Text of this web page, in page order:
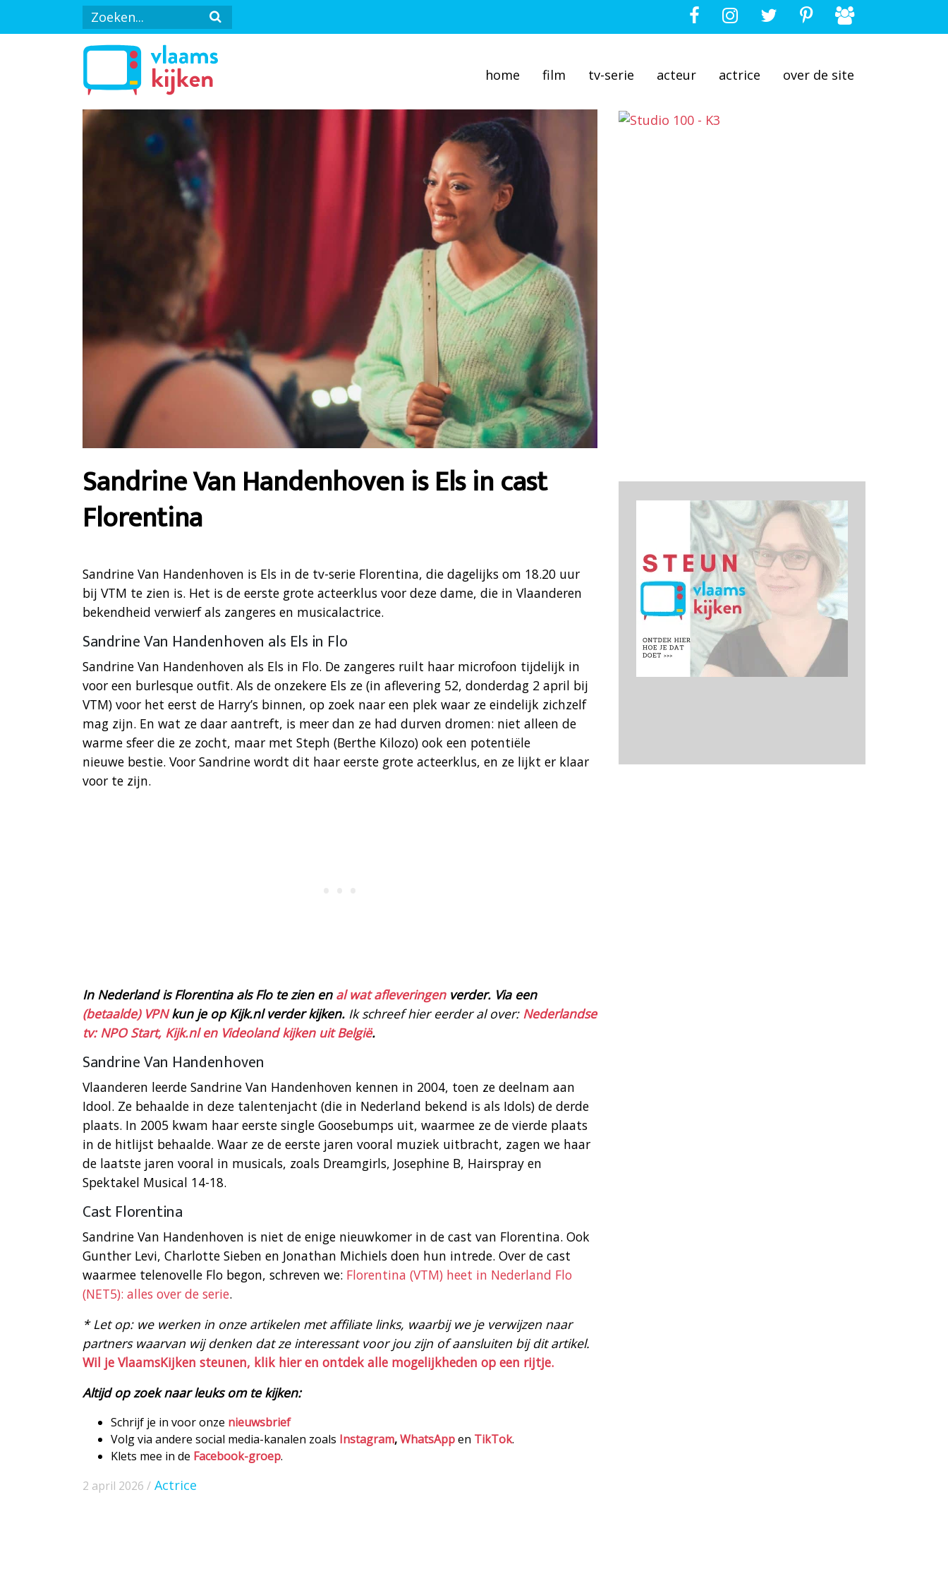
home film tv-serie acteur actrice over de site
Sandrine Van Handenhoven is Els in cast
Florentina
Sandrine Van Handenhoven is Els in de tv-serie Florentina, die dagelijks om 18.20 uur
bij VTM te zien is. Het is de eerste grote acteerklus voor deze dame, die in Vlaanderen
bekendheid verwierf als zangeres en musicalactrice.
Sandrine Van Handenhoven als Els in Flo
Sandrine Van Handenhoven als Els in Flo. De zangeres ruilt haar microfoon tijdelijk in
voor een burlesque outfit. Als de onzekere Els ze (in aflevering 52, donderdag 2 april bij
VTM) voor het eerst de Harry’s binnen, op zoek naar een plek waar ze eindelijk zichzelf
mag zijn. En wat ze daar aantreft, is meer dan ze had durven dromen: niet alleen de
warme sfeer die ze zocht, maar met Steph (Berthe Kilozo) ook een potentiële
nieuwe bestie. Voor Sandrine wordt dit haar eerste grote acteerklus, en ze lijkt er klaar
voor te zijn.
In Nederland is Florentina als Flo te zien en al wat afleveringenverder. Via een
(betaalde) VPNkun je op Kijk.nl verder kijken. Ik schreef hier eerder al over: Nederlandse
tv: NPO Start, Kijk.nl en Videoland kijken uit België.
Sandrine Van Handenhoven
Vlaanderen leerde Sandrine Van Handenhoven kennen in 2004, toen ze deelnam aan
Idool. Ze behaalde in deze talentenjacht (die in Nederland bekend is als Idols) de derde
plaats. In 2005 kwam haar eerste single Goosebumps uit, waarmee ze de vierde plaats
in de hitlijst behaalde. Waar ze de eerste jaren vooral muziek uitbracht, zagen we haar
de laatste jaren vooral in musicals, zoals Dreamgirls, Josephine B, Hairspray en
Spektakel Musical 14-18.
Cast Florentina
Sandrine Van Handenhoven is niet de enige nieuwkomer in de cast van Florentina. Ook
Gunther Levi, Charlotte Sieben en Jonathan Michiels doen hun intrede. Over de cast
waarmee telenovelle Flo begon, schreven we: Florentina (VTM) heet in Nederland Flo
(NET5): alles over de serie.
* Let op: we werken in onze artikelen met affiliate links, waarbij we je verwijzen naar
partners waarvan wij denken dat ze interessant voor jou zijn of aansluiten bij dit artikel.
Wil je VlaamsKijken steunen, klik hier en ontdek alle mogelijkheden op een rijtje.
Altijd op zoek naar leuks om te kijken:
Schrijf je in voor onze nieuwsbrief
Volg via andere social media-kanalen zoals Instagram,WhatsAppen TikTok.
Klets mee in de Facebook-groep.
2 april 2026 / Actrice